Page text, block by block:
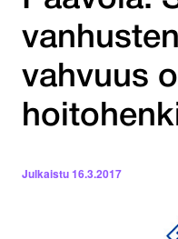
vahvuus
Julkaistu16.3.2017